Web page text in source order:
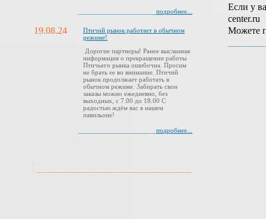
Если у
center.ru
Можете
подробнее...
19.08.24
Птичий рынок работает в обычном
режиме!
Дорогие партнеры! Ранее высланная
информация о прекращении работы
Птичьего рынка ошибочна. Просим
не брать ее во внимание. Птичий
рынок продолжает работать в
обычном режиме. Забирать свои
заказы можно ежедневно, без
выходных, с 7.00 до 18.00 С
радостью ждём вас в нашем
павильоне!
подробнее...